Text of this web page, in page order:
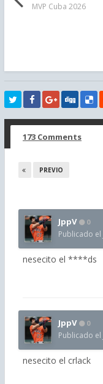
MVP Cuba 2026
173 Comments
PREVIO
JppV 0
Publicado el
nesecito el ****ds
JppV 0
Publicado el
nesecito el crlack